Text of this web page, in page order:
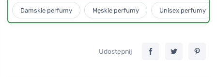
Damskie perfumy Męskie perfumy Unisex perfumy
Udostępnij